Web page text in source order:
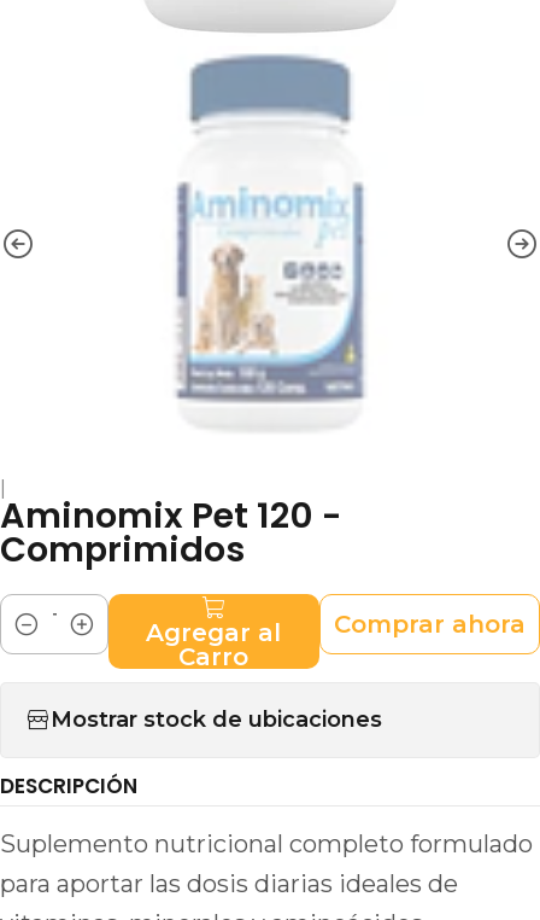
Aminomix Pet 120 -
Comprimidos
Cantidad
Agregar al
Carro
Comprar ahora
Mostrar stock de ubicaciones
DESCRIPCIÓN
Suplemento nutricional completo formulado
para aportar las dosis diarias ideales de